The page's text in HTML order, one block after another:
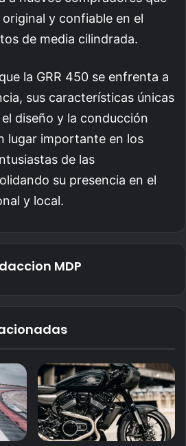
y confiable en el
de media cilindrada.
la GRR 450 se enfrenta a
sus características únicas
diseño y la conducción
lugar importante en los
de las
su presencia en el
y local.
MDP